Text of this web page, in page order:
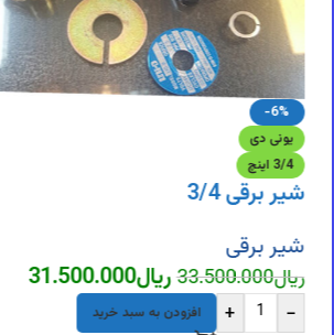
DigiArzanSara
DigiArzanSara
-6%
یونی دی
3/4 اینچ
شیر برقی 3/4
شیر برقی
ریال33.500.000ریال31.500.000
-
+ افزودن به سبد خرید